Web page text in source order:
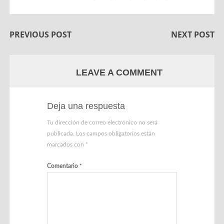
PREVIOUS POST NEXT POST
LEAVE A COMMENT
Deja una respuesta
Tu dirección de correo electrónico no será
publicada.
Los campos obligatorios están
marcados con *
Comentario *